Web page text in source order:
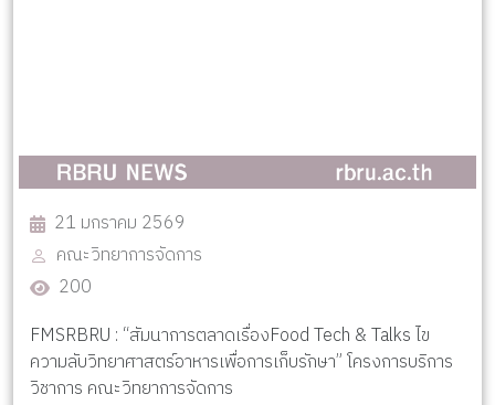
21 มกราคม 2569
คณะวิทยาการจัดการ
200
FMSRBRU : “สัมนาการตลาดเรื่องFood Tech & Talks ไข
ความลับวิทยาศาสตร์อาหารเพื่อการเก็บรักษา” โครงการบริการ
วิชาการ คณะวิทยาการจัดการ